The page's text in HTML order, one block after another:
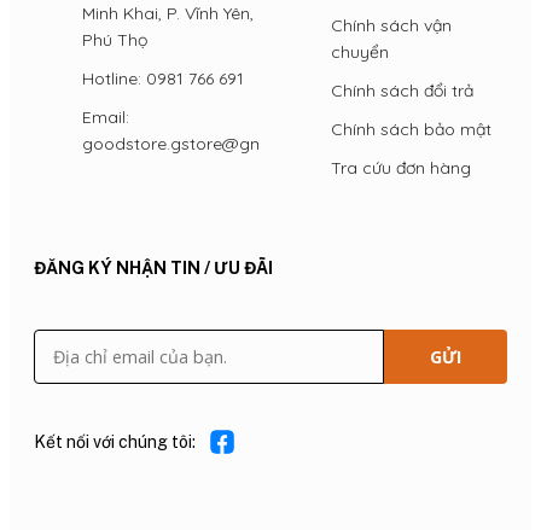
cây như ngô, đậu, và các loại cây trồng khác.
- Độ bền trên 5 năm, phù hợp với mọi điều kiện làm
việc ngoài trời.
ĐĂNG KÝ NHẬN TIN / ƯU ĐÃI
GỬI
Kết nối với chúng tôi:
Chính sách vận
chuyển
Chính sách đổi trả
Chính sách bảo mật
Tra cứu đơn hàng
Minh Khai, P. Vĩnh Yên, Tỉnh
Phú Thọ
Hotline: 0981 766 691
Email:
goodstore.gstore@gmail.com